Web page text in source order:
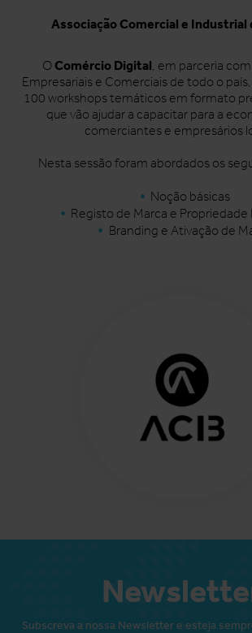
Associação Comercial e Industrial
O Comércio Digital, em parceria
Empresariais e Comerciais de todo o
100 workshops temáticos em formato
que vão ajudar a capacitar para a
comerciantes e empresários
Nesta sessão foram abordados os
Noção básicas
Registo de Marca e
Branding e Ativação de
Subscreva a nossa Newsletter e esteja